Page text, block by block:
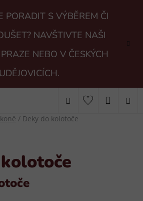
PORADIT S VÝBĚREM ČI
NAVŠTIVTE NAŠI
NEBO V ČESKÝCH
Hledat
/ Deky do kolotoče